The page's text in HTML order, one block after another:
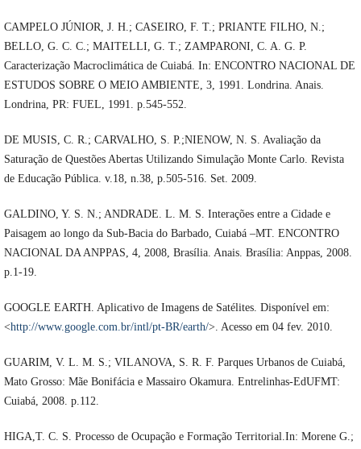
CAMPELO JÚNIOR, J. H.; CASEIRO, F. T.; PRIANTE FILHO, N.;
BELLO, G. C. C.; MAITELLI, G. T.; ZAMPARONI, C. A. G. P.
Caracterização Macroclimática de Cuiabá. In: ENCONTRO NACIONAL DE
ESTUDOS SOBRE O MEIO AMBIENTE, 3, 1991. Londrina. Anais.
Londrina, PR: FUEL, 1991. p.545-552.
DE MUSIS, C. R.; CARVALHO, S. P.;NIENOW, N. S. Avaliação da
Saturação de Questões Abertas Utilizando Simulação Monte Carlo. Revista
de Educação Pública. v.18, n.38, p.505-516. Set. 2009.
GALDINO, Y. S. N.; ANDRADE. L. M. S. Interações entre a Cidade e
Paisagem ao longo da Sub-Bacia do Barbado, Cuiabá –MT. ENCONTRO
NACIONAL DA ANPPAS, 4, 2008, Brasília. Anais. Brasília: Anppas, 2008.
p.1-19.
GOOGLE EARTH. Aplicativo de Imagens de Satélites. Disponível em:
<http://www.google.com.br/intl/pt-BR/earth/>. Acesso em 04 fev. 2010.
GUARIM, V. L. M. S.; VILANOVA, S. R. F. Parques Urbanos de Cuiabá,
Mato Grosso: Mãe Bonifácia e Massairo Okamura. Entrelinhas-EdUFMT:
Cuiabá, 2008. p.112.
HIGA,T. C. S. Processo de Ocupação e Formação Territorial.In: Morene G.;